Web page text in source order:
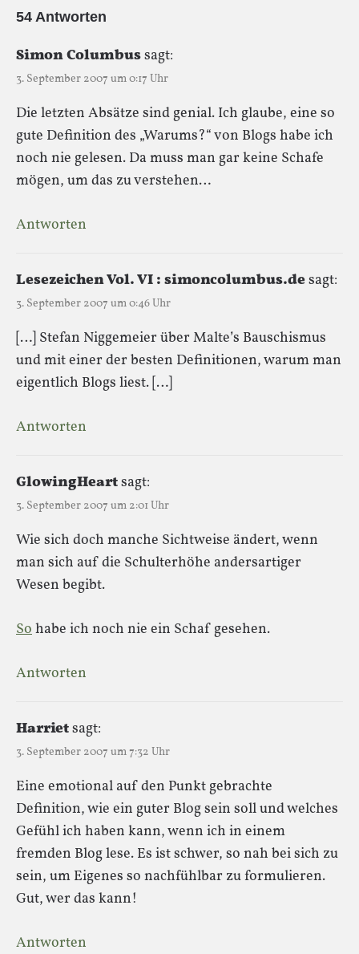
54 Antworten
Simon Columbussagt:
3. September 2007 um 0:17 Uhr
Die letzten Absätze sind genial. Ich glaube, eine so
gute Definition des „Warums?“ von Blogs habe ich
noch nie gelesen. Da muss man gar keine Schafe
mögen, um das zu verstehen…
Antworten
Lesezeichen Vol. VI : simoncolumbus.desagt:
3. September 2007 um 0:46 Uhr
[…] Stefan Niggemeier über Malte’s Bauschismus
und mit einer der besten Definitionen, warum man
eigentlich Blogs liest. […]
Antworten
GlowingHeartsagt:
3. September 2007 um 2:01 Uhr
Wie sich doch manche Sichtweise ändert, wenn
man sich auf die Schulterhöhe andersartiger
Wesen begibt.
Sohabe ich noch nie ein Schaf gesehen.
Antworten
Harrietsagt:
3. September 2007 um 7:32 Uhr
Eine emotional auf den Punkt gebrachte
Definition, wie ein guter Blog sein soll und welches
Gefühl ich haben kann, wenn ich in einem
fremden Blog lese. Es ist schwer, so nah bei sich zu
sein, um Eigenes so nachfühlbar zu formulieren.
Gut, wer das kann!
Antworten